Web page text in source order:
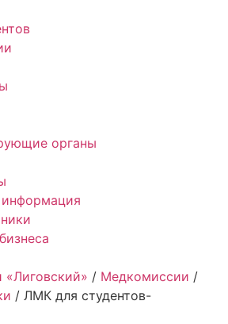
органы
/ Медкомиссии /
/ ЛМК для студентов-